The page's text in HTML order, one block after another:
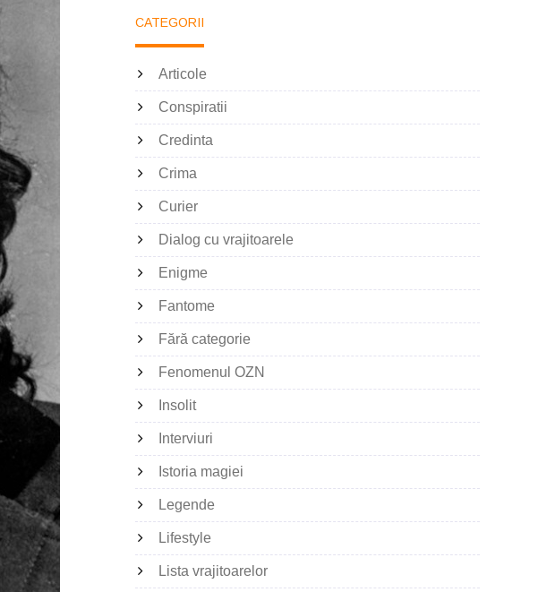
CATEGORII
Articole
Conspiratii
Credinta
Crima
Curier
Dialog cu vrajitoarele
Enigme
Fantome
Fără categorie
Fenomenul OZN
Insolit
Interviuri
Istoria magiei
Legende
Lifestyle
Lista vrajitoarelor